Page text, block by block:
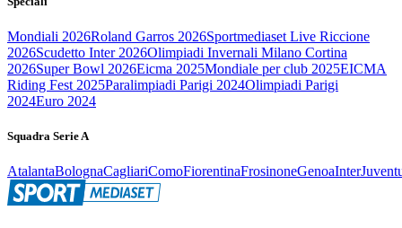
Mondiali 2026Roland Garros 2026Sportmediaset Live Riccione
2026Scudetto Inter 2026Olimpiadi Invernali Milano Cortina
2026Super Bowl 2026Eicma 2025Mondiale per club 2025EICMA
Riding Fest 2025Paralimpiadi Parigi 2024Olimpiadi Parigi
2024Euro 2024
Squadra Serie A
AtalantaBolognaCagliariComoFiorentinaFrosinoneGenoaInter